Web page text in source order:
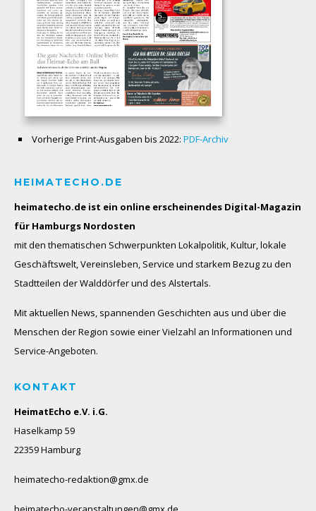
Vorherige Print-Ausgaben bis 2022: PDF-Archiv
HEIMATECHO.DE
heimatecho.de ist ein online erscheinendes Digital-Magazin
für Hamburgs Nordosten
mit den thematischen Schwerpunkten Lokalpolitik, Kultur, lokale
Geschäftswelt, Vereinsleben, Service und starkem Bezug zu den
Stadtteilen der Walddörfer und des Alstertals.
Mit aktuellen News, spannenden Geschichten aus und über die
Menschen der Region sowie einer Vielzahl an Informationen und
Service-Angeboten.
KONTAKT
HeimatEcho e.V. i.G.
Haselkamp 59
22359 Hamburg
heimatecho-redaktion@gmx.de